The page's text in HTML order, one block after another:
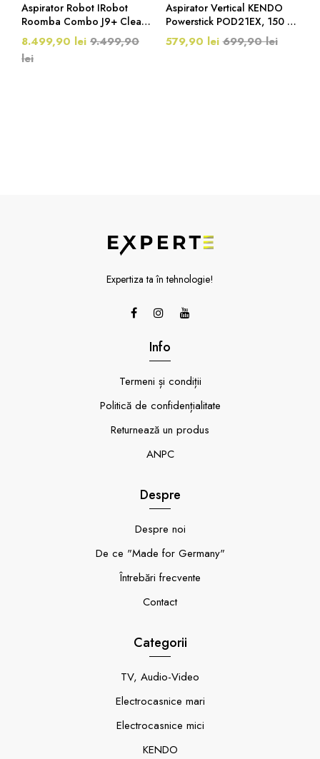
Aspirator Robot IRobot
Roomba Combo J9+ Clean
Base, 180 Minute, Ruby
Bronze
8.499,90 lei 9.499,90
lei
Aspirator Vertical KENDO
Powerstick POD21EX, 150 W
DC, 25.2 V, 2000 MAh,
Perie Motorizata, 45/12 Min,
579,90 lei 699,90 lei
Expertiza ta în tehnologie!
Info
Termeni și condiții
Politică de confidențialitate
Returnează un produs
ANPC
Despre
Despre noi
De ce "Made for Germany"
Întrebări frecvente
Contact
Categorii
TV, Audio-Video
Electrocasnice mari
Electrocasnice mici
KENDO